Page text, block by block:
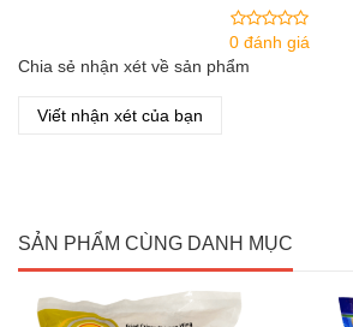
0 đánh giá
Chia sẻ nhận xét về sản phẩm
Viết nhận xét của bạn
SẢN PHẨM CÙNG DANH MỤC